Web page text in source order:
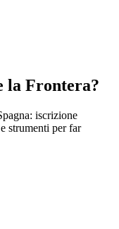
la Frontera?
iscrizione
strumenti per far